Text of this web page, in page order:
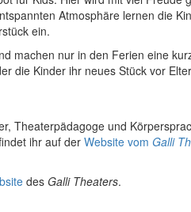
Atmosphäre lernen die
ein.
machen nur in den Ferien eine
die Kinder ihr neues Stück vor
Theaterpädagoge und
ihr auf der Website vom Galli
des Galli Theaters.